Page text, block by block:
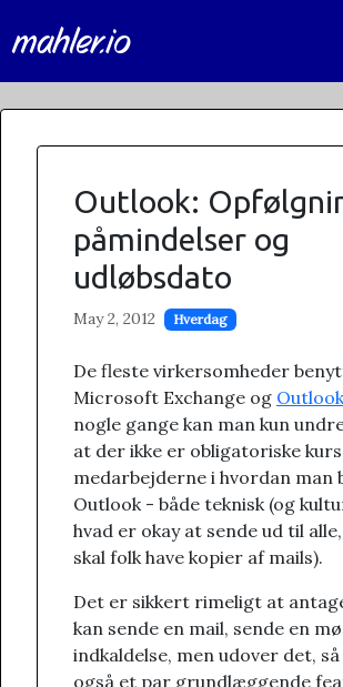
mahler.io
Outlook:
påmindelser og
udløbsdato
May 2, 2012 Hverdag
De fleste virkersomheder
Microsoft Exchange og Outlook
nogle gange kan man kun
at der ikke er obligatoriske
medarbejderne i hvordan man
Outlook - både teknisk (og
hvad er okay at sende ud til
skal folk have kopier af mails).
Det er sikkert rimeligt at
kan sende en mail, sende en
indkaldelse, men udover det,
også et par grundlæggende